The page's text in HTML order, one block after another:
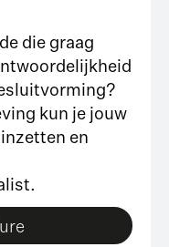
die graag
kun je jouw
en